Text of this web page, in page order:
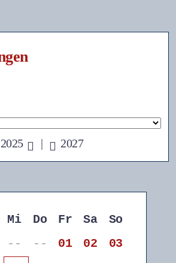
2025 | 2027
Mi Do Fr Sa
So
-- -- 01 02
03